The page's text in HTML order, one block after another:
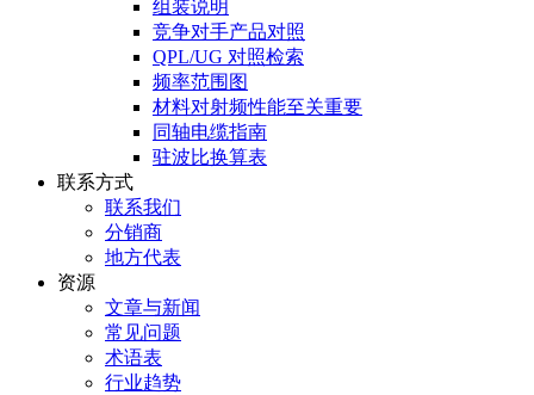
组装说明
竞争对手产品对照
QPL/UG 对照检索
频率范围图
材料对射频性能至关重要
同轴电缆指南
驻波比换算表
联系方式
联系我们
分销商
地方代表
资源
文章与新闻
常见问题
术语表
行业趋势